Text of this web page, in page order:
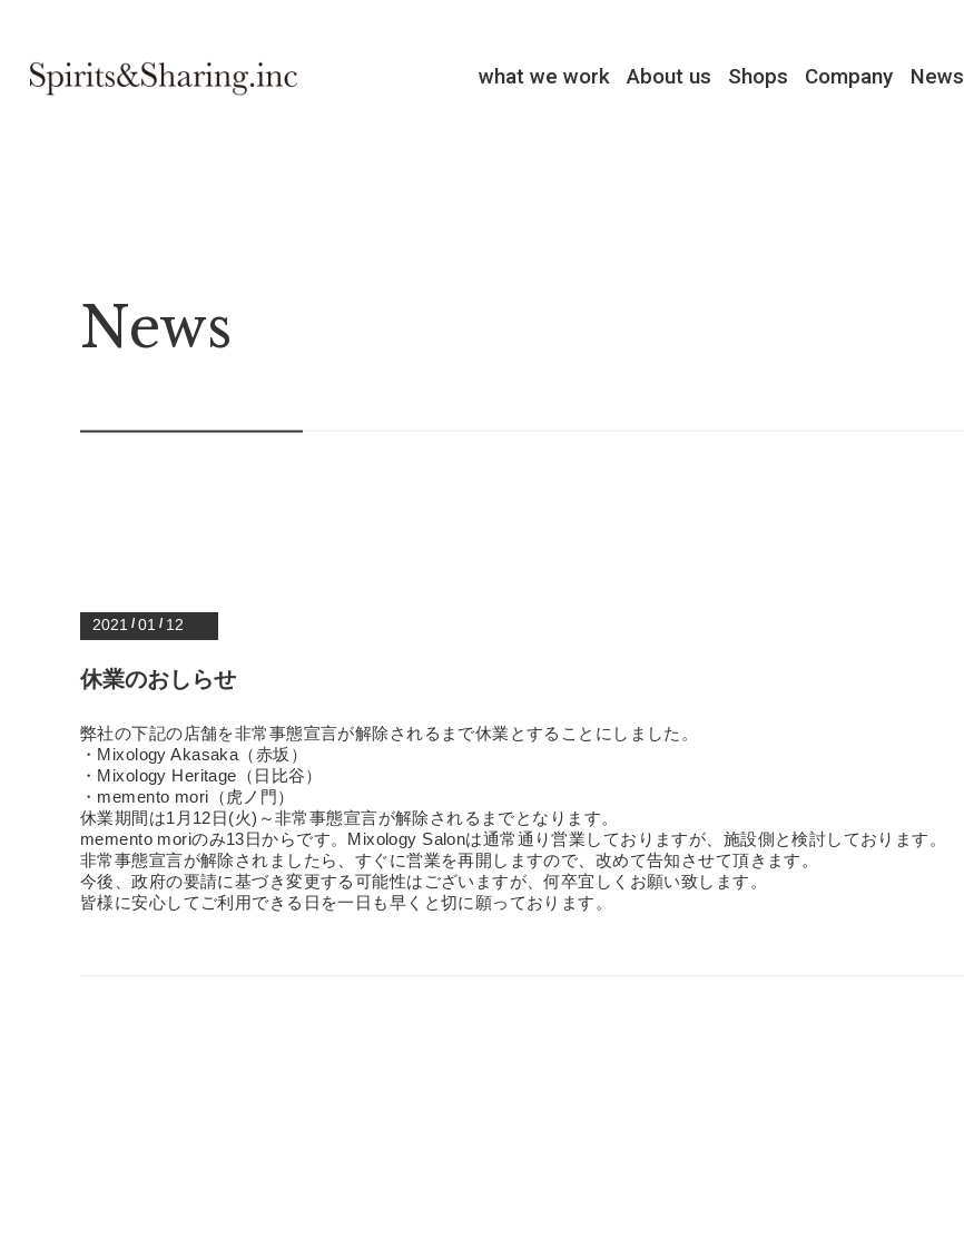
what we work About us Shops Company News
2021 /01 / 12
休業のおしらせ
弊社の下記の店舗を非常事態宣言が解除されるまで休業とすることにしました。
・Mixology Akasaka（赤坂）
・Mixology Heritage（日比谷）
・memento mori（虎ノ門）
休業期間は1月12日(火)～非常事態宣言が解除されるまでとなります。
memento moriのみ13日からです。Mixology Salonは通常通り営業しておりますが、施設側と検討しております。
非常事態宣言が解除されましたら、すぐに営業を再開しますので、改めて告知させて頂きます。
今後、政府の要請に基づき変更する可能性はございますが、何卒宜しくお願い致します。
皆様に安心してご利用できる日を一日も早くと切に願っております。
News